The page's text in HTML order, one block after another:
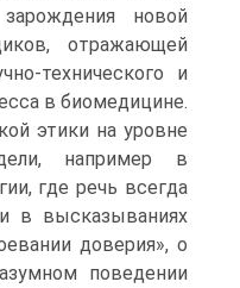
новой
отражающей
технического и
в биомедицине.
этики на уровне
напри­мер в
где речь всегда
в высказываниях
до­верия», о
поведении